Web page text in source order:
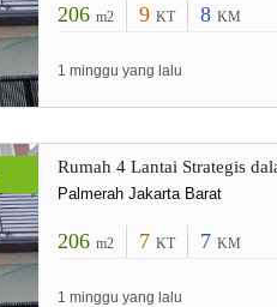
206 m2 9 KT 8 KM
1 minggu yang lalu
Rumah 4 Lantai Strategis
Palmerah Jakarta Barat
206 m2 7 KT 7 KM
1 minggu yang lalu